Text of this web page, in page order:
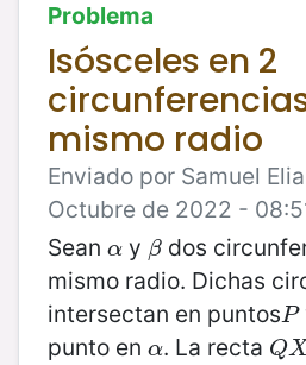
Problema
Isósceles en 2
mismo radio
Enviado por Samuel
Octubre de 2022 -
Sean α
α y β
β dos
mismo radio. Dichas
intersectan en puntosP
P
punto en α
α. La recta QX
QX